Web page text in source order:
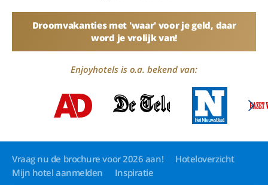
Droomvakanties met 'waar' voor je geld, daar
word je vrolijk van!
Enjoyhotels is o.a. bekend van:
Vraag nu de brochure voor 2026 aan!
Hoteloverzicht
Mijn hotel aanmelden
Inspiratie